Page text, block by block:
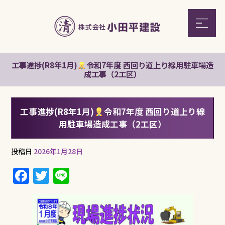
工事進捗(R8年1月)
令和7年度 西回り道上り線用駐車場造
成工事（2工区）
工事進捗(R8年1月)
令和7年度 西回り道上り線
用駐車場造成工事（2工区）
投稿日 2026年1月28日
F
a
c
T
w
it e